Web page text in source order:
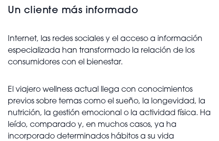
Un cliente más informado
Internet, las redes sociales y el acceso a información
especializada han transformado la relación de los
consumidores con el bienestar.
El viajero wellness actual llega con conocimientos
previos sobre temas como el sueño, la longevidad, la
nutrición, la gestión emocional o la actividad física. Ha
leído, comparado y, en muchos casos, ya ha
incorporado determinados hábitos a su vida